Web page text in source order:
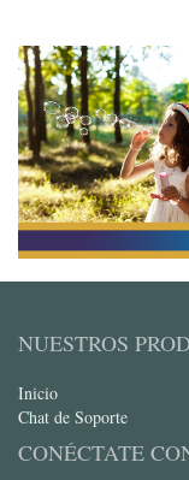
NUESTROS
Inicio
Chat de Soporte
CONÉCTATE